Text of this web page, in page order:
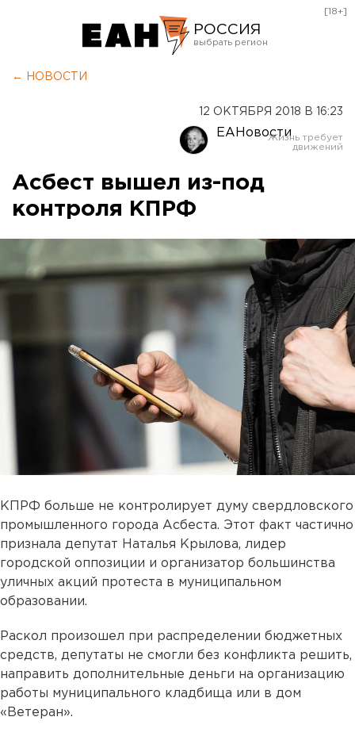
РОССИЯ
Оренбург
[18+]
← НОВОСТИ
12 ОКТЯБРЯ 2018 В 16:23
ЕАНовости
Асбест вышел из-под
контроля КПРФ
КПРФ больше не контролирует думу свердловского
промышленного города Асбеста. Этот факт частично
признала депутат Наталья Крылова, лидер
городской оппозиции и организатор большинства
уличных акций протеста в муниципальном
образовании.
Раскол произошел при распределении бюджетных
средств, депутаты не смогли без конфликта решить,
направить дополнительные деньги на организацию
работы муниципального кладбища или в дом
«Ветеран».